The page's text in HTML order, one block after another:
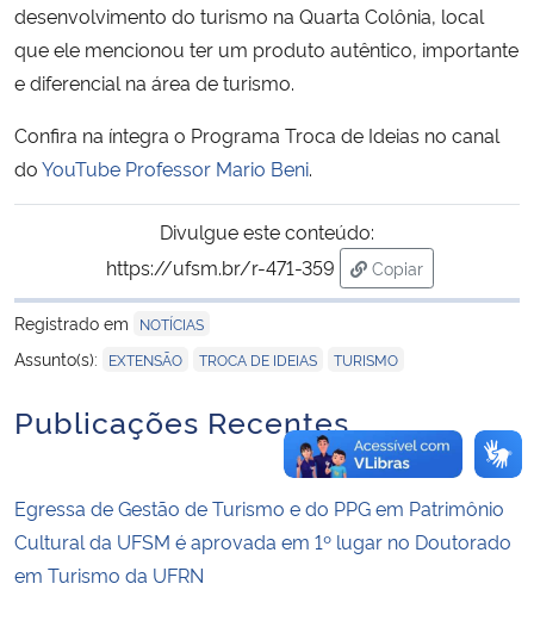
Planalto
desenvolvimento do turismo na Quarta Colônia, local
que ele mencionou ter um produto autêntico, importante
e diferencial na área de turismo.
Confira na íntegra o Programa Troca de Ideias no canal
doYouTube Professor Mario Beni.
Divulgue este conteúdo:
https://ufsm.br/r-471-359
Copiar
para área de
Registrado em
NOTÍCIAS
Assunto(s): EXTENSÃO TROCA DE IDEIAS TURISMO
Publicações Recentes
Egressa de Gestão de Turismo e do PPG em Patrimônio
Cultural da UFSM é aprovada em 1º lugar no Doutorado
em Turismo da UFRN